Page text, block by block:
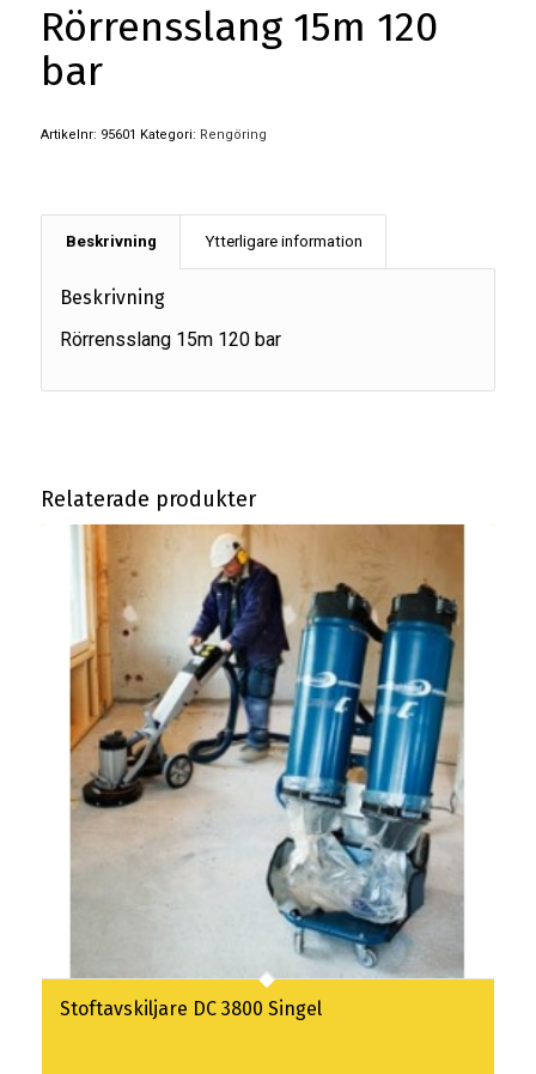
Rörrensslang 15m 120
bar
Artikelnr: 95601 Kategori: Rengöring
Beskrivning Ytterligare information
Beskrivning
Rörrensslang 15m 120 bar
Relaterade produkter
Stoftavskiljare DC 3800 Singel